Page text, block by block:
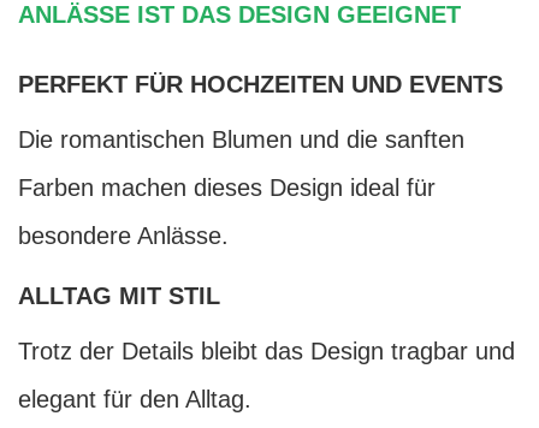
ANLÄSSE IST DAS DESIGN GEEIGNET
PERFEKT FÜR HOCHZEITEN UND EVENTS
Die romantischen Blumen und die sanften
Farben machen dieses Design ideal für
besondere Anlässe.
ALLTAG MIT STIL
Trotz der Details bleibt das Design tragbar und
elegant für den Alltag.